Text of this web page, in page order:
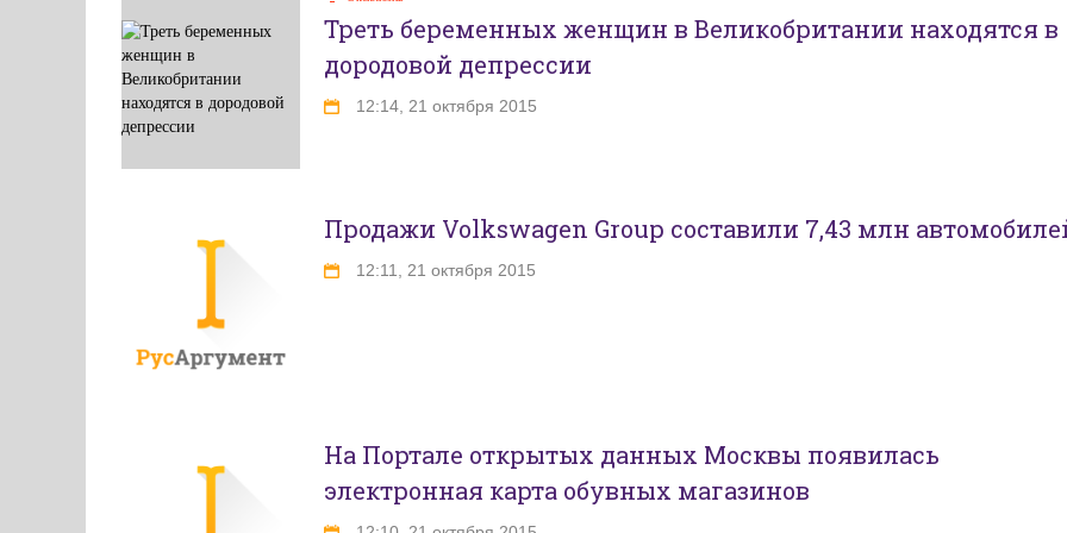
Треть беременных женщин в Великобритании находятся в
дородовой депрессии
12:14, 21 октября 2015
Продажи Volkswagen Group составили 7,43 млн
12:11, 21 октября 2015
На Портале открытых данных Москвы появилась
электронная карта обувных магазинов